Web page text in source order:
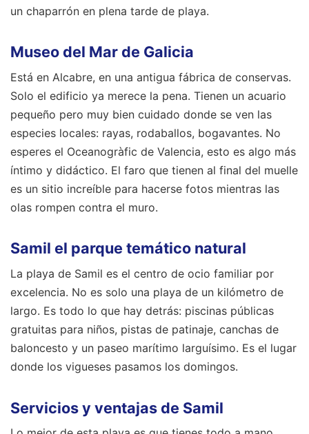
un chaparrón en plena tarde de playa.
Museo del Mar de Galicia
Está en Alcabre, en una antigua fábrica de conservas.
Solo el edificio ya merece la pena. Tienen un acuario
pequeño pero muy bien cuidado donde se ven las
especies locales: rayas, rodaballos, bogavantes. No
esperes el Oceanogràfic de Valencia, esto es algo más
íntimo y didáctico. El faro que tienen al final del muelle
es un sitio increíble para hacerse fotos mientras las
olas rompen contra el muro.
Samil el parque temático natural
La playa de Samil es el centro de ocio familiar por
excelencia. No es solo una playa de un kilómetro de
largo. Es todo lo que hay detrás: piscinas públicas
gratuitas para niños, pistas de patinaje, canchas de
baloncesto y un paseo marítimo larguísimo. Es el lugar
donde los vigueses pasamos los domingos.
Servicios y ventajas de Samil